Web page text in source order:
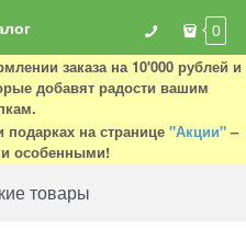
0
заказа на 10'000 рублей и
добавят радости вашим
на странице "Акции" –
особенными!
товары